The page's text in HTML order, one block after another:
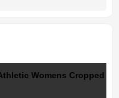
Womens Cropped